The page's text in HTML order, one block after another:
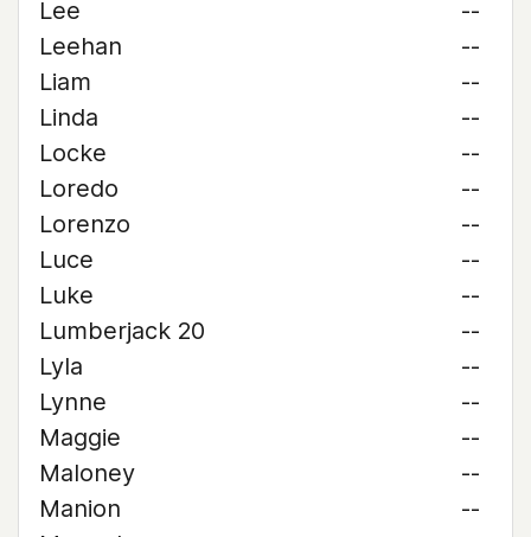
Lee
--
Leehan
--
Liam
--
Linda
--
Locke
--
Loredo
--
Lorenzo
--
Luce
--
Luke
--
Lumberjack 20
--
Lyla
--
Lynne
--
Maggie
--
Maloney
--
Manion
--